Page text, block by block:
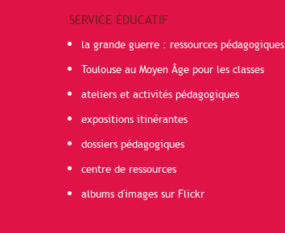
SERVICE ÉDUCATIF
la grande guerre : ressources pédagogiques
Toulouse au Moyen Âge pour les classes
ateliers et activités pédagogiques
expositions itinérantes
dossiers pédagogiques
centre de ressources
albums d'images sur Flickr